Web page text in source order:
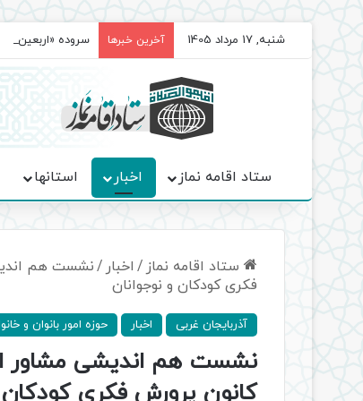
شنبه, 17 مرداد 1405 آخرین خبرها سروده‌
ستاد اقامه نماز اخبار استانها
ستاد اقامه نماز / اخبار /نشست هم
فکری کودکان و نوجوانان
آذربایجان غربی اخبار حوزه امور بانوان و
نشست هم اندیشی مشاور
کانون پرورش فکری کودکان